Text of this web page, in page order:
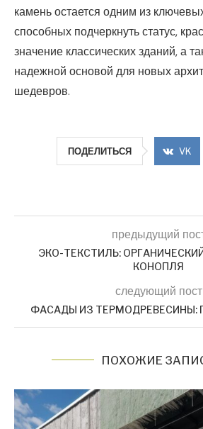
камень остается одним из
способных подчеркнуть статус,
значение классических зданий, а
надежной основой для новых
шедевров.
ПОДЕЛИТЬСЯ VK
предыдущий
ЭКО-ТЕКСТИЛЬ:
КОНОПЛЯ
следующий пост
ФАСАДЫ ИЗ ТЕРМОДРЕВЕСИНЫ:
ПОХОЖИЕ